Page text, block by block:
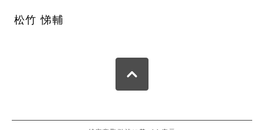
松竹 悌輔